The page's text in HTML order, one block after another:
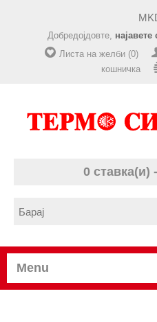
Добредојдовте, најавете
Листа на желби (0)
кошничка
0 ставка(и)
Menu